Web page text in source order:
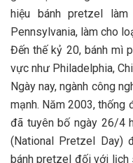
hiệu bánh pretzel
Pennsylvania, làm cho
Đến thế kỷ 20, bánh mì
vực như Philadelphia,
Ngày nay, ngành công
mạnh. Năm 2003, thống
đã tuyên bố ngày 26/4
(National Pretzel Day)
bánh pretzel đối với